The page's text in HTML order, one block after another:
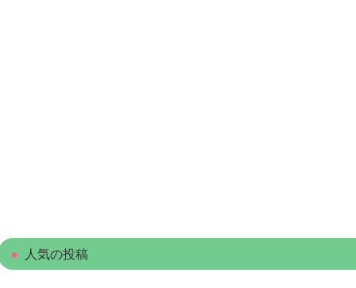
人気の投稿